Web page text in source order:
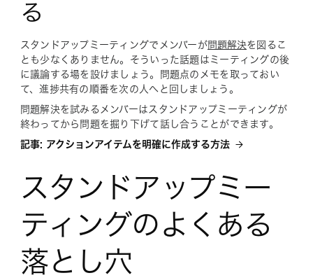
る
スタンドアップミーティングでメンバーが問題解決を図るこ
とも少なくありません。そういった話題はミーティングの後
に議論する場を設けましょう。問題点のメモを取っておい
て、進捗共有の順番を次の人へと回しましょう。
問題解決を試みるメンバーはスタンドアップミーティングが
終わってから問題を掘り下げて話し合うことができます。
記事: アクションアイテムを明確に作成する方法
スタンドアップミー
ティングのよくある
落とし穴